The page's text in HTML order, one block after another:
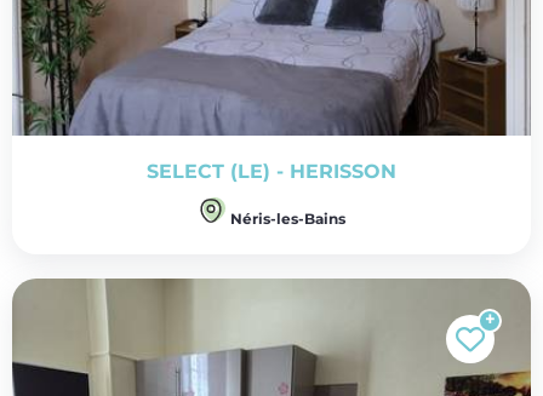
SELECT (LE) - HERISSON
Néris-les-Bains